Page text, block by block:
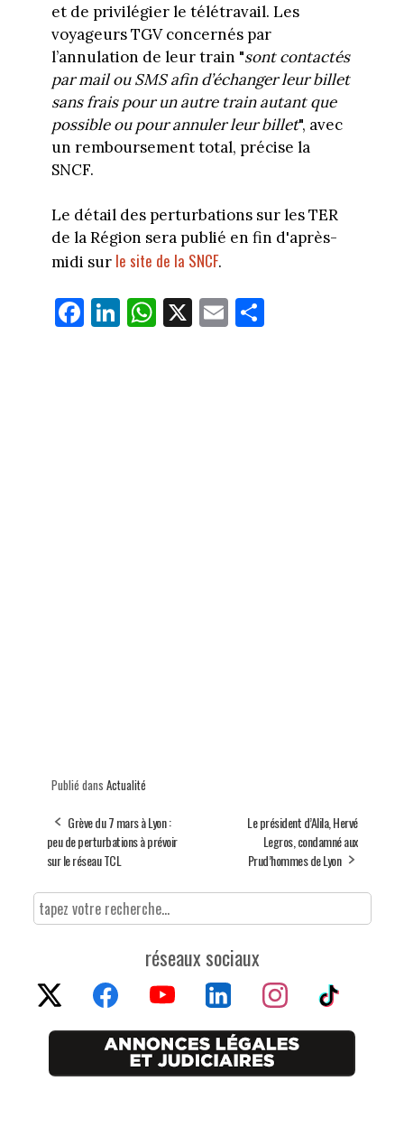
et de privilégier le télétravail. Les
voyageurs TGV concernés par
l’annulation de leur train "sont contactés
par mail ou SMS afin d’échanger leur billet
sans frais pour un autre train autant que
possible ou pour annuler leur billet", avec
un remboursement total, précise la
SNCF.
Le détail des perturbations sur les TER
de la Région sera publié en fin d'après-
midi sur le site de la SNCF.
Fa
ce
Li
nk
W
ha
X E
m
Pa
rt
Publié dans Actualité
Grève du 7 mars à Lyon :
peu de perturbations à prévoir
sur le réseau TCL
Le président d’Alila, Hervé
Legros, condamné aux
Prud’hommes de Lyon
réseaux sociaux